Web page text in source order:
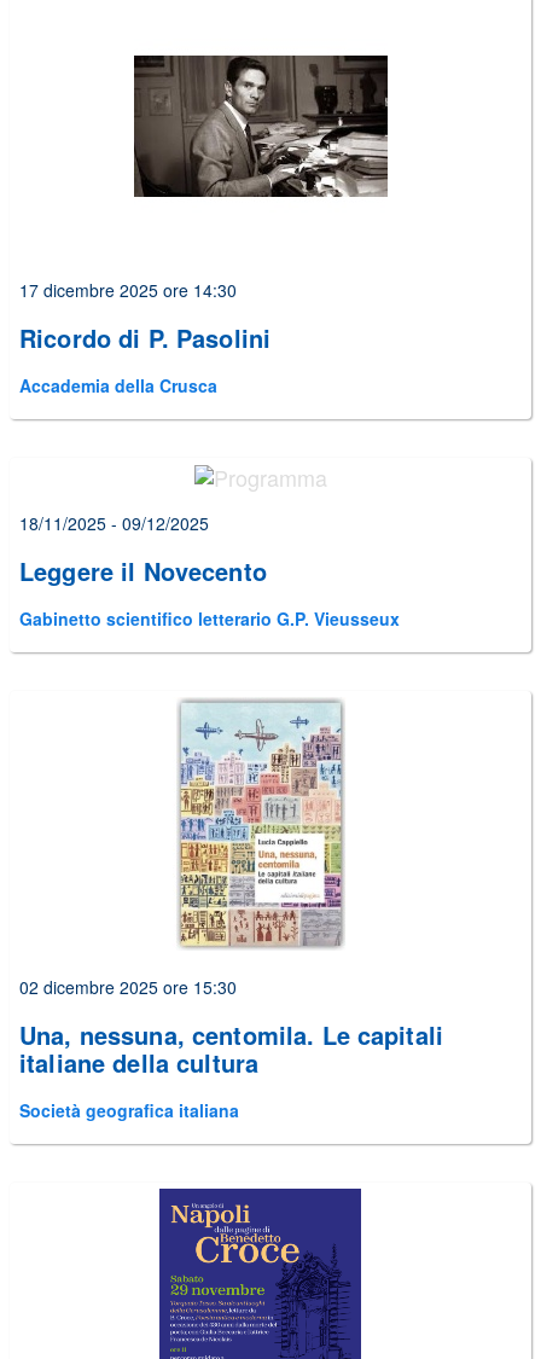
17 dicembre 2025 ore 14:30
Ricordo di P. Pasolini
Accademia della Crusca
18/11/2025 - 09/12/2025
Leggere il Novecento
Gabinetto scientifico letterario G.P. Vieusseux
02 dicembre 2025 ore 15:30
Una, nessuna, centomila. Le capitali
italiane della cultura
Società geografica italiana